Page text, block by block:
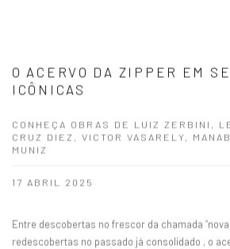
O ACERVO DA ZIPPER EM
ICÔNICAS
CONHEÇA OBRAS DE LUIZ ZERBINI,
CRUZ DIEZ, VICTOR VASARELY,
MUNIZ
17 ABRIL 2025
Entre descobertas no frescor da chamada
redescobertas no passado já consolidado , o